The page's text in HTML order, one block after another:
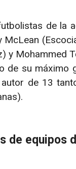
de la
McLean
y Mohammed
de su máximo
autor de 13
de equipos